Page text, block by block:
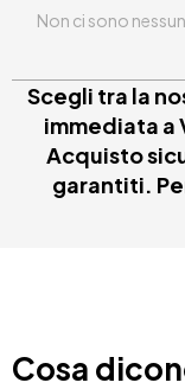
Non ci sono
Scegli tra la
immediata a
Acquisto
garantiti.
Cosa